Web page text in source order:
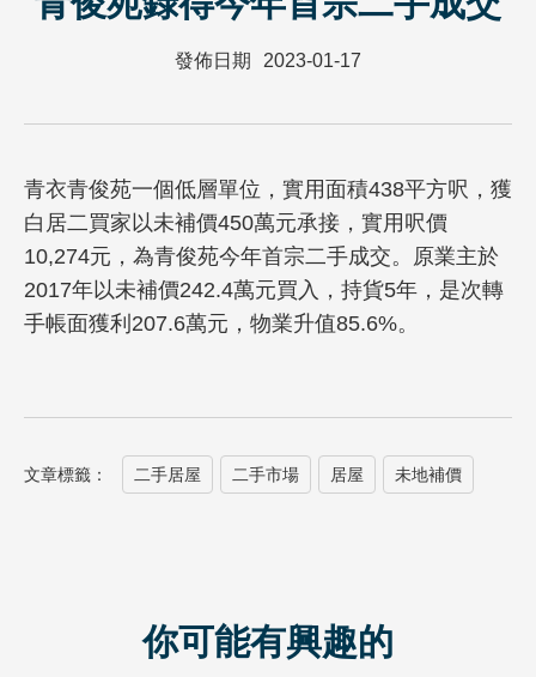
發佈日期 2023-01-17
青衣青俊苑一個低層單位，實用面積438平方呎，獲
白居二買家以未補價450萬元承接，實用呎價
10,274元，為青俊苑今年首宗二手成交。原業主於
2017年以未補價242.4萬元買入，持貨5年，是次轉
手帳面獲利207.6萬元，物業升值85.6%。
文章標籤： 二手居屋 二手市場 居屋 未地補價
你可能有興趣的